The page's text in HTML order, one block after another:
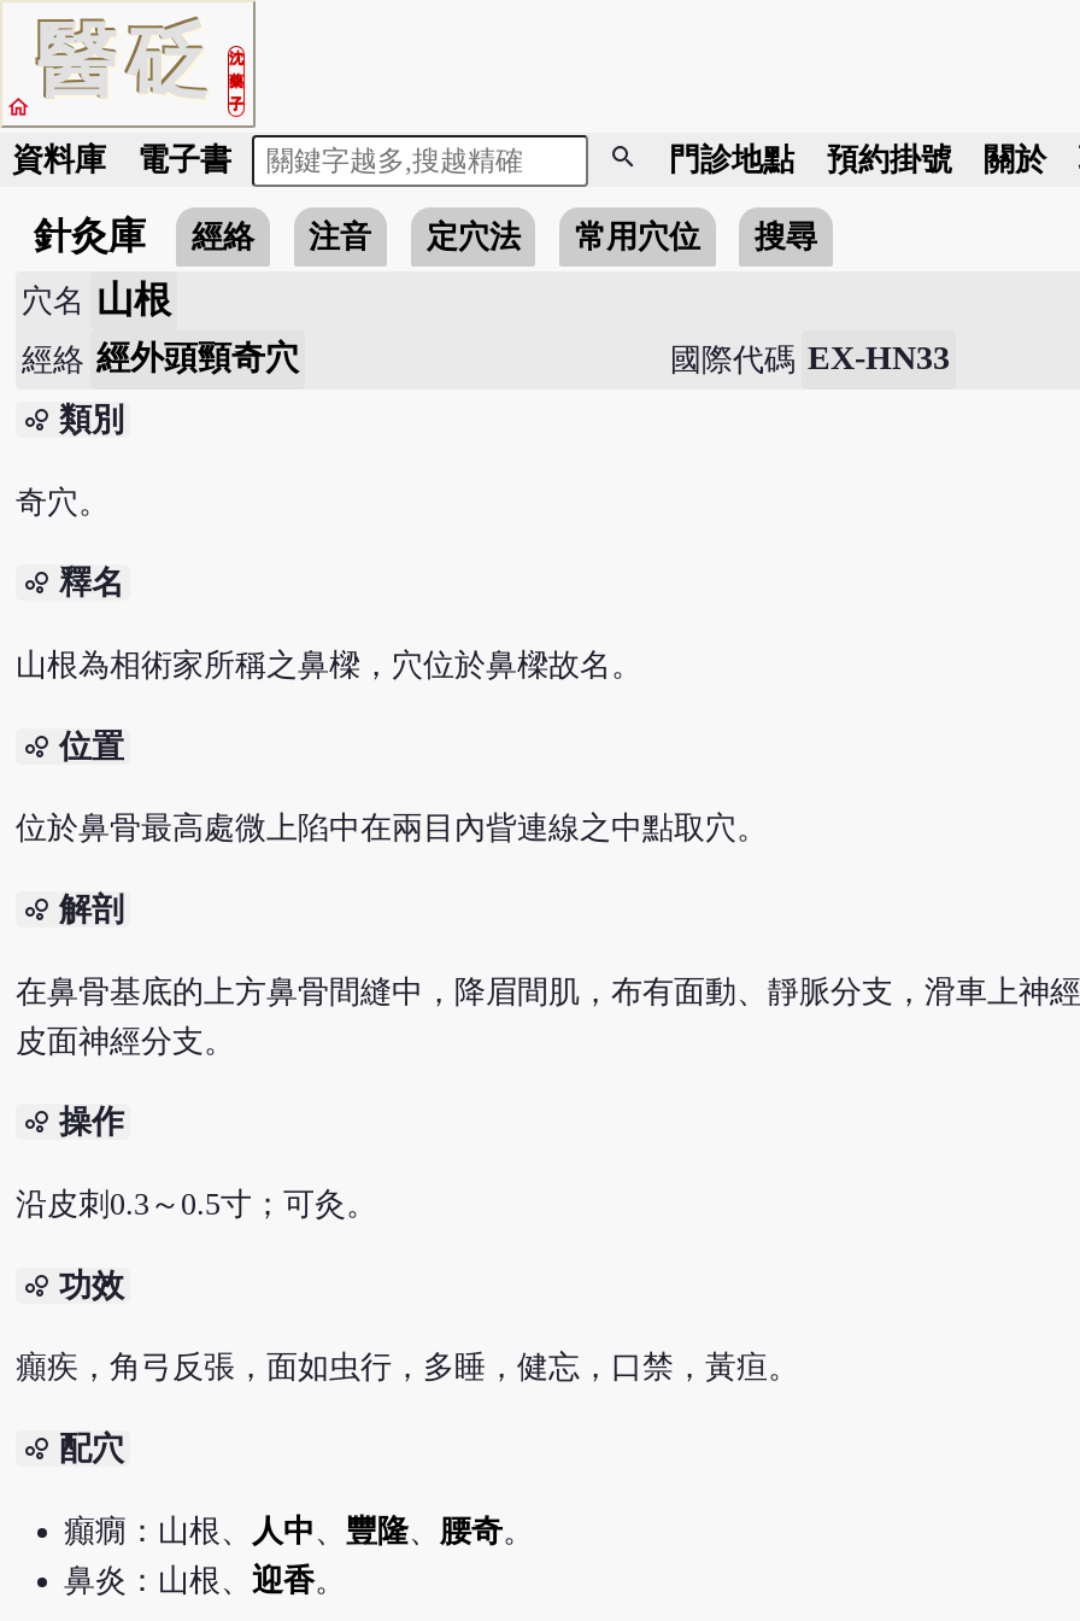
醫砭
沈
藥
子
home
資料庫 電子書 search 門診地點 預約掛號 關於
針灸庫 經絡 注音 定穴法 常用穴位
搜尋
穴名 山根
經絡 經外頭頸奇穴 國際代碼 EX-HN33
bubble_chart 類別
奇穴。
bubble_chart 釋名
山根為相術家所稱之鼻樑，穴位於鼻樑故名。
bubble_chart 位置
位於鼻骨最高處微上陷中在兩目內眥連線之中點取穴。
bubble_chart 解剖
在鼻骨基底的上方鼻骨間縫中，降眉間肌，布有面動、靜脈分支，滑車上神經
皮面神經分支。
bubble_chart 操作
沿皮刺0.3～0.5寸；可灸。
bubble_chart 功效
癲疾，角弓反張，面如虫行，多睡，健忘，口禁，黃疸。
bubble_chart 配穴
癲癇：山根、 人中、 豐隆、 腰奇。
鼻炎：山根、 迎香。